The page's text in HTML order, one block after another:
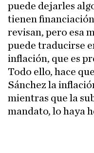
puede dejarles
tienen
revisan, pero esa
puede traducirse
inflación, que es
Todo ello, hace
Sánchez la
mientras que la
mandato, lo haya